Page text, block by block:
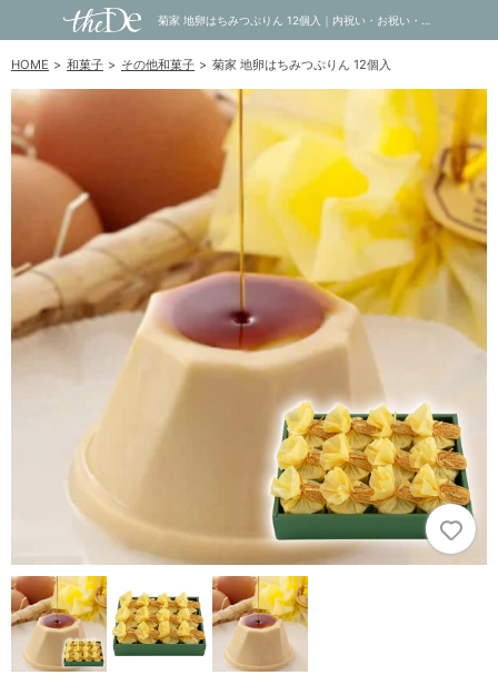
HOME 和菓子 その他和菓子 菊家 地卵はちみつぷりん 12個入